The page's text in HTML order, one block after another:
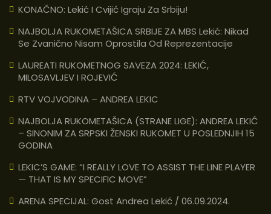
KONAČNO: Lekić I Cvijić Igraju Za Srbiju!
NAJBOLJA RUKOMETAŠICA SRBIJE ZA MBS Lekić: Nikad
Se Zvanično Nisam Oprostila Od Reprezentacije
LAUREATI RUKOMETNOG SAVEZA 2024: LEKIĆ,
MILOSAVLJEV I ROJEVIĆ
RTV VOJVODINA – ANDREA LEKIC
NAJBOLJA RUKOMETAŠICA (STRANE LIGE): ANDREA LEKIĆ
– SINONIM ZA SRPSKI ŽENSKI RUKOMET U POSLEDNJIH 15
GODINA
LEKIC’S GAME: “I REALLY LOVE TO ASSIST THE LINE PLAYER
— THAT IS MY SPECIFIC MOVE”
ARENA SPECIJAL: Gost Andrea Lekić / 06.09.2024.